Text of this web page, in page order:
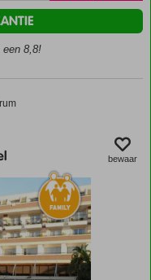
een 8,8!
bewaar